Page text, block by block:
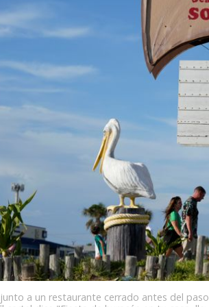
a un restaurante cerrado antes del